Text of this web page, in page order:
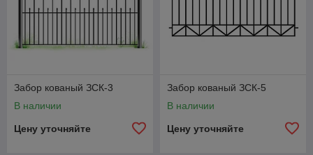
Забор кованый ЗСК-3
В наличии
Цену уточняйте
Забор кованый ЗСК-5
В наличии
Цену уточняйте